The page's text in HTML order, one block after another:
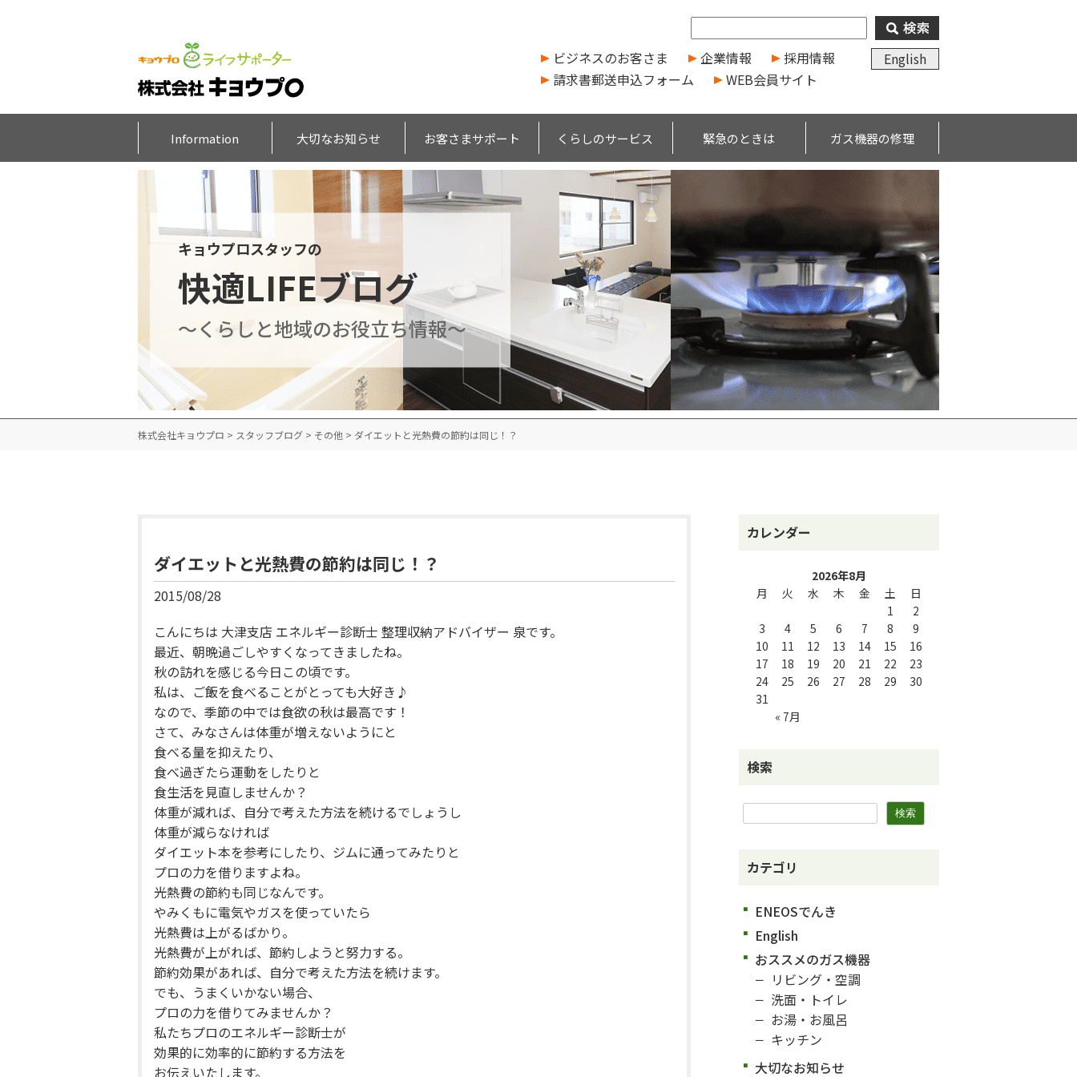
ビジネスのお客さま 企業情報 採用情報
English
請求書郵送申込フォーム
WEB会員サイト
Information 大切なお知らせ お客さまサポート くらしのサービス 緊急のときは ガス機器の修理
キョウプロスタッフの
快適LIFEブログ
～くらしと地域のお役立ち情報～
株式会社キョウプロ > スタッフブログ > その他 > ダイエットと光熱費の節約は同じ！？
ダイエットと光熱費の節約は同じ！？
2015/08/28
こんにちは 大津支店 エネルギー診断士 整理収納アドバイザー 泉です。
最近、朝晩過ごしやすくなってきましたね。
秋の訪れを感じる今日この頃です。
私は、ご飯を食べることがとっても大好き♪
なので、季節の中では食欲の秋は最高です！
さて、みなさんは体重が増えないようにと
食べる量を抑えたり、
食べ過ぎたら運動をしたりと
食生活を見直しませんか？
体重が減れば、自分で考えた方法を続けるでしょうし
体重が減らなければ
ダイエット本を参考にしたり、ジムに通ってみたりと
プロの力を借りますよね。
光熱費の節約も同じなんです。
やみくもに電気やガスを使っていたら
光熱費は上がるばかり。
光熱費が上がれば、節約しようと努力する。
節約効果があれば、自分で考えた方法を続けます。
でも、うまくいかない場合、
プロの力を借りてみませんか？
私たちプロのエネルギー診断士が
効果的に効率的に節約する方法を
お伝えいたします。
カレンダー
2026年8月
月
火 水 木 金 土 日
« 7月
1
2
3
4 5 6 7 8
9
10
11 12 13 14 15
16
17
18 19 20 21 22
23
24
25 26 27 28 29
30
31
検索
カテゴリ
ENEOSでんき
English
おススメのガス機器
リビング・空調
洗面・トイレ
お湯・お風呂
キッチン
大切なお知らせ